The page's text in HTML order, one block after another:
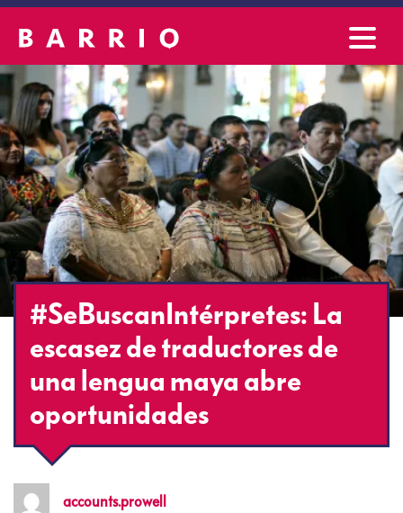
#SeBuscanIntérpretes: La
escasez de traductores de
una lengua maya abre
oportunidades
accounts.prowell